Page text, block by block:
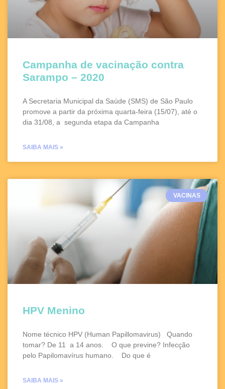
Campanha de vacinação contra
Sarampo – 2020
A Secretaria Municipal da Saúde (SMS) de São Paulo
promove a partir da próxima quarta-feira (15/07), até o
dia 31/08, a segunda etapa da Campanha
SAIBA MAIS »
VACINAS
HPV Menino
Nome técnico HPV (Human Papillomavirus) Quando
tomar? De 11 a 14 anos. O que previne? Infecção
pelo Papilomavírus humano. Do que é
SAIBA MAIS »